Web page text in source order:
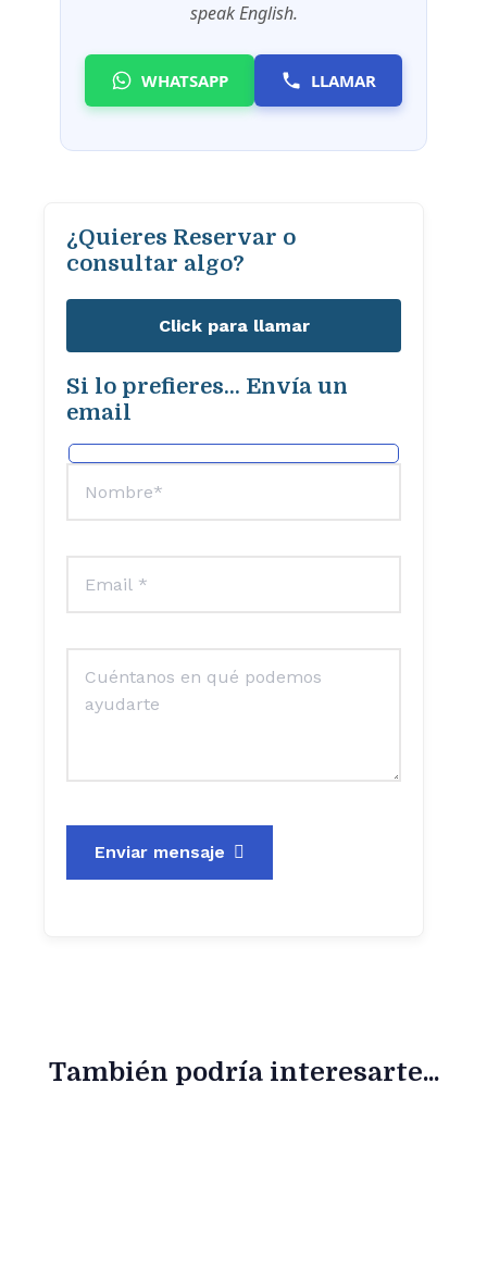
speak English.
WHATSAPP LLAMAR
¿Quieres Reservar o
consultar algo?
Click para llamar
Si lo prefieres... Envía un
email
Enviar mensaje
También podría interesarte...